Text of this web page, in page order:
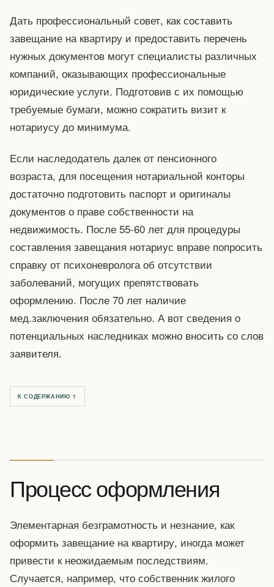
Дать профессиональный совет, как составить
завещание на квартиру и предоставить перечень
нужных документов могут специалисты различных
компаний, оказывающих профессиональные
юридические услуги. Подготовив с их помощью
требуемые бумаги, можно сократить визит к
нотариусу до минимума.
Если наследодатель далек от пенсионного
возраста, для посещения нотариальной конторы
достаточно подготовить паспорт и оригиналы
документов о праве собственности на
недвижимость. После 55-60 лет для процедуры
составления завещания нотариус вправе попросить
справку от психоневролога об отсутствии
заболеваний, могущих препятствовать
оформлению. После 70 лет наличие
мед.заключения обязательно. А вот сведения о
потенциальных наследниках можно вносить со слов
заявителя.
К СОДЕРЖАНИЮ ↑
Процесс оформления
Элементарная безграмотность и незнание, как
оформить завещание на квартиру, иногда может
привести к неожидаемым последствиям.
Случается, например, что собственник жилого